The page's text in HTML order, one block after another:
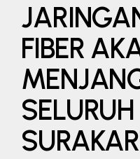
FIBER